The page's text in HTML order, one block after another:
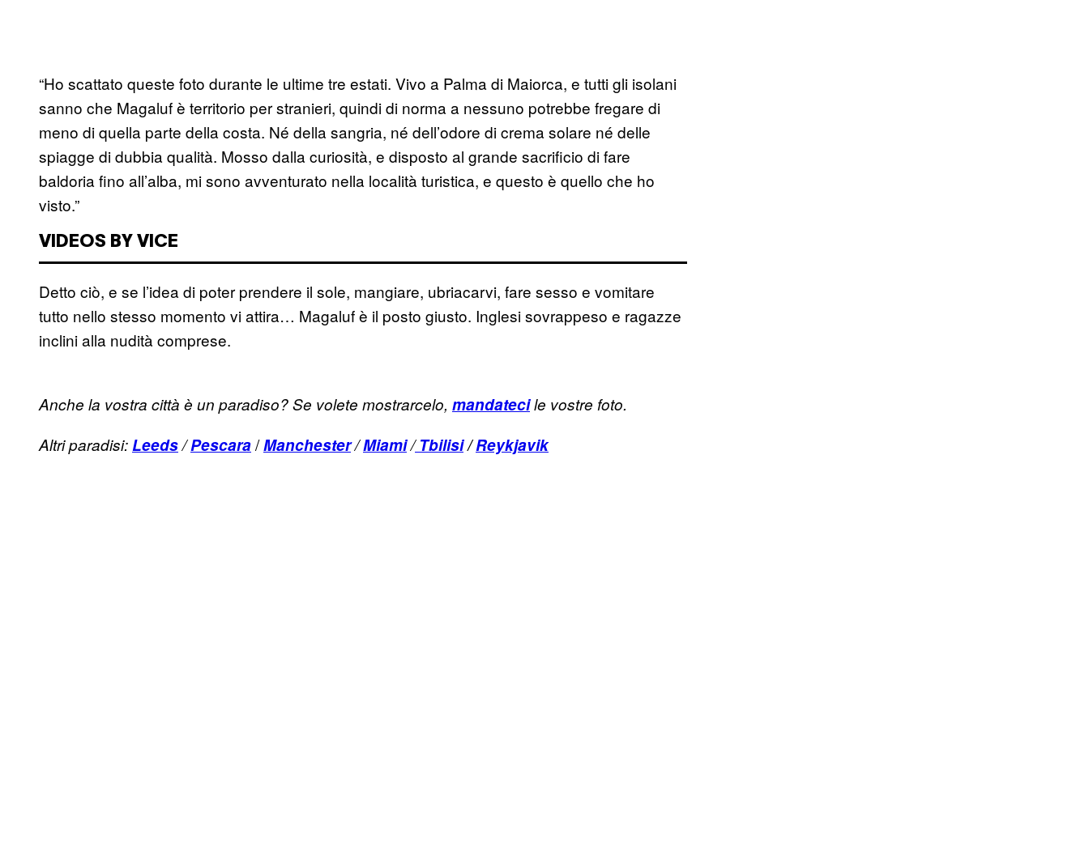
“Ho scattato queste foto durante le ultime tre estati. Vivo a Palma di Maiorca, e tutti gli isolani
sanno che Magaluf è territorio per stranieri, quindi di norma a nessuno potrebbe fregare di
meno di quella parte della costa. Né della sangria, né dell’odore di crema solare né delle
spiagge di dubbia qualità. Mosso dalla curiosità, e disposto al grande sacrificio di fare
baldoria fino all’alba, mi sono avventurato nella località turistica, e questo è quello che ho
visto.”
VIDEOS BY VICE
Detto ciò, e se l’idea di poter prendere il sole, mangiare, ubriacarvi, fare sesso e vomitare
tutto nello stesso momento vi attira… Magaluf è il posto giusto. Inglesi sovrappeso e ragazze
inclini alla nudità comprese.
Anche la vostra città è un paradiso? Se volete mostrarcelo, mandatecile vostre foto.
Altri paradisi:Leeds/Pescara/Manchester/Miami/Tbilisi/Reykjavik